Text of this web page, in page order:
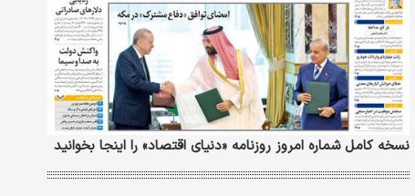
نسخه کامل شماره امروز روزنامه «دنیای‌ اقتصاد» را اینجا بخوانید